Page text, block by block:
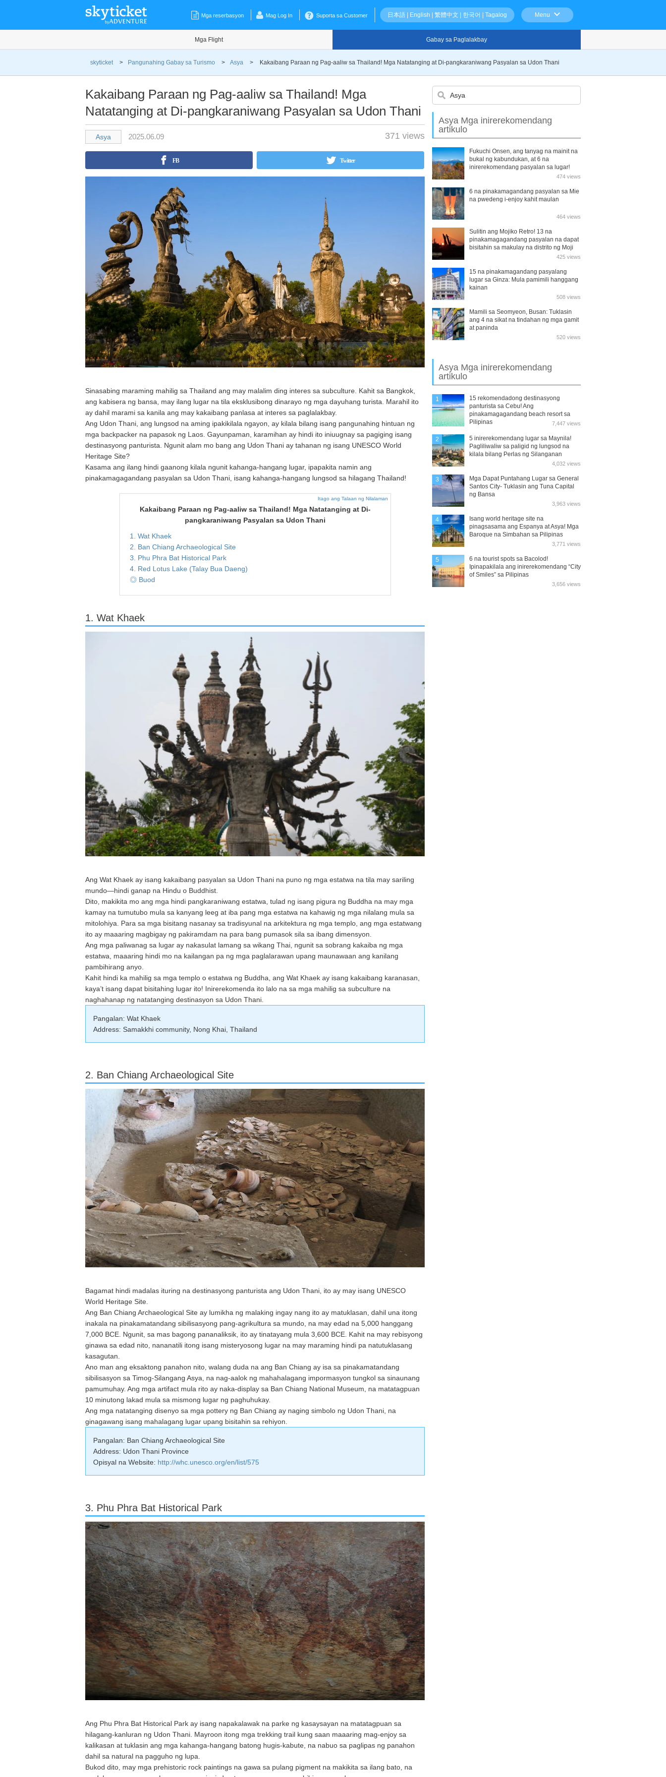
Mga reserbasyon Mag Log In Suporta sa Customer 日本語 English 繁體中文 한국어 Tagalog Menu
Mga Flight Gabay sa Paglalakbay
skyticket > Pangunahing Gabay sa Turismo > Asya > Kakaibang Paraan ng Pag-aaliw sa Thailand! Mga Natatanging at Di-pangkaraniwang Pasyalan sa Udon Thani
Kakaibang Paraan ng Pag-aaliw sa Thailand! Mga
Natatanging at Di-pangkaraniwang Pasyalan sa Udon Thani
Asya 2025.06.09 371 views
FB Twitter
Sinasabing maraming mahilig sa Thailand ang may malalim ding interes sa subculture. Kahit sa Bangkok,
ang kabisera ng bansa, may ilang lugar na tila eksklusibong dinarayo ng mga dayuhang turista. Marahil ito
ay dahil marami sa kanila ang may kakaibang panlasa at interes sa paglalakbay.
Ang Udon Thani, ang lungsod na aming ipakikilala ngayon, ay kilala bilang isang pangunahing hintuan ng
mga backpacker na papasok ng Laos. Gayunpaman, karamihan ay hindi ito iniuugnay sa pagiging isang
destinasyong panturista. Ngunit alam mo bang ang Udon Thani ay tahanan ng isang UNESCO World
Heritage Site?
Kasama ang ilang hindi gaanong kilala ngunit kahanga-hangang lugar, ipapakita namin ang
pinakamagagandang pasyalan sa Udon Thani, isang kahanga-hangang lungsod sa hilagang Thailand!
Itago ang Talaan ng Nilalaman
Kakaibang Paraan ng Pag-aaliw sa Thailand! Mga Natatanging at Di-
pangkaraniwang Pasyalan sa Udon Thani
1. Wat Khaek
2. Ban Chiang Archaeological Site
3. Phu Phra Bat Historical Park
4. Red Lotus Lake (Talay Bua Daeng)
◎ Buod
1. Wat Khaek
Ang Wat Khaek ay isang kakaibang pasyalan sa Udon Thani na puno ng mga estatwa na tila may sariling
mundo—hindi ganap na Hindu o Buddhist.
Dito, makikita mo ang mga hindi pangkaraniwang estatwa, tulad ng isang pigura ng Buddha na may mga
kamay na tumutubo mula sa kanyang leeg at iba pang mga estatwa na kahawig ng mga nilalang mula sa
mitolohiya. Para sa mga bisitang nasanay sa tradisyunal na arkitektura ng mga templo, ang mga estatwang
ito ay maaaring magbigay ng pakiramdam na para bang pumasok sila sa ibang dimensyon.
Ang mga paliwanag sa lugar ay nakasulat lamang sa wikang Thai, ngunit sa sobrang kakaiba ng mga
estatwa, maaaring hindi mo na kailangan pa ng mga paglalarawan upang maunawaan ang kanilang
pambihirang anyo.
Kahit hindi ka mahilig sa mga templo o estatwa ng Buddha, ang Wat Khaek ay isang kakaibang karanasan,
kaya’t isang dapat bisitahing lugar ito! Inirerekomenda ito lalo na sa mga mahilig sa subculture na
naghahanap ng natatanging destinasyon sa Udon Thani.
Pangalan: Wat Khaek
Address: Samakkhi community, Nong Khai, Thailand
2. Ban Chiang Archaeological Site
Bagamat hindi madalas ituring na destinasyong panturista ang Udon Thani, ito ay may isang UNESCO
World Heritage Site.
Ang Ban Chiang Archaeological Site ay lumikha ng malaking ingay nang ito ay matuklasan, dahil una itong
inakala na pinakamatandang sibilisasyong pang-agrikultura sa mundo, na may edad na 5,000 hanggang
7,000 BCE. Ngunit, sa mas bagong pananaliksik, ito ay tinatayang mula 3,600 BCE. Kahit na may rebisyong
ginawa sa edad nito, nananatili itong isang misteryosong lugar na may maraming hindi pa natutuklasang
kasagutan.
Ano man ang eksaktong panahon nito, walang duda na ang Ban Chiang ay isa sa pinakamatandang
sibilisasyon sa Timog-Silangang Asya, na nag-aalok ng mahahalagang impormasyon tungkol sa sinaunang
pamumuhay. Ang mga artifact mula rito ay naka-display sa Ban Chiang National Museum, na matatagpuan
10 minutong lakad mula sa mismong lugar ng paghuhukay.
Ang mga natatanging disenyo sa mga pottery ng Ban Chiang ay naging simbolo ng Udon Thani, na
ginagawang isang mahalagang lugar upang bisitahin sa rehiyon.
Pangalan: Ban Chiang Archaeological Site
Address: Udon Thani Province
Opisyal na Website: http://whc.unesco.org/en/list/575
3. Phu Phra Bat Historical Park
Ang Phu Phra Bat Historical Park ay isang napakalawak na parke ng kasaysayan na matatagpuan sa
hilagang-kanluran ng Udon Thani. Mayroon itong mga trekking trail kung saan maaaring mag-enjoy sa
kalikasan at tuklasin ang mga kahanga-hangang batong hugis-kabute, na nabuo sa paglipas ng panahon
dahil sa natural na pagguho ng lupa.
Bukod dito, may mga prehistoric rock paintings na gawa sa pulang pigment na makikita sa ilang bato, na
Asya Mga inirerekomendang
artikulo
Fukuchi Onsen, ang tanyag na mainit na
bukal ng kabundukan, at 6 na
inirerekomendang pasyalan sa lugar!
474 views
6 na pinakamagandang pasyalan sa Mie
na pwedeng i-enjoy kahit maulan
464 views
Sulitin ang Mojiko Retro! 13 na
pinakamagagandang pasyalan na dapat
bisitahin sa makulay na distrito ng Moji
425 views
15 na pinakamagandang pasyalang
lugar sa Ginza: Mula pamimili hanggang
kainan
508 views
Mamili sa Seomyeon, Busan: Tuklasin
ang 4 na sikat na tindahan ng mga gamit
at paninda
520 views
Asya Mga inirerekomendang
artikulo
1
15 rekomendadong destinasyong
panturista sa Cebu! Ang
pinakamagagandang beach resort sa
Pilipinas
7,447 views
2
5 inirerekomendang lugar sa Maynila!
Pagliliwaliw sa paligid ng lungsod na
kilala bilang Perlas ng Silanganan
4,032 views
3
Mga Dapat Puntahang Lugar sa General
Santos City- Tuklasin ang Tuna Capital
ng Bansa
3,963 views
4
Isang world heritage site na
pinagsasama ang Espanya at Asya! Mga
Baroque na Simbahan sa Pilipinas
3,771 views
5
6 na tourist spots sa Bacolod!
Ipinapakilala ang inirerekomendang “City
of Smiles” sa Pilipinas
3,656 views